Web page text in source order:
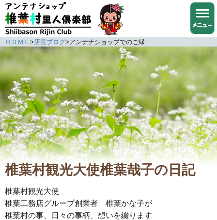
ＨＯＭＥ >店長ブログ>アンテナショップでのご縁
椎葉村観光大使椎葉哉子の日記
椎葉村観光大使
椎葉工務店グループ創業者 椎葉かな子が
椎葉村の事、日々の事柄、想いを綴ります